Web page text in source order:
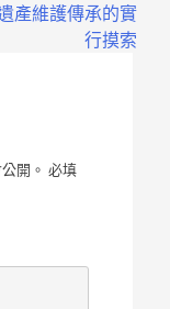
產維護傳承的實
行摸索
開。 必填